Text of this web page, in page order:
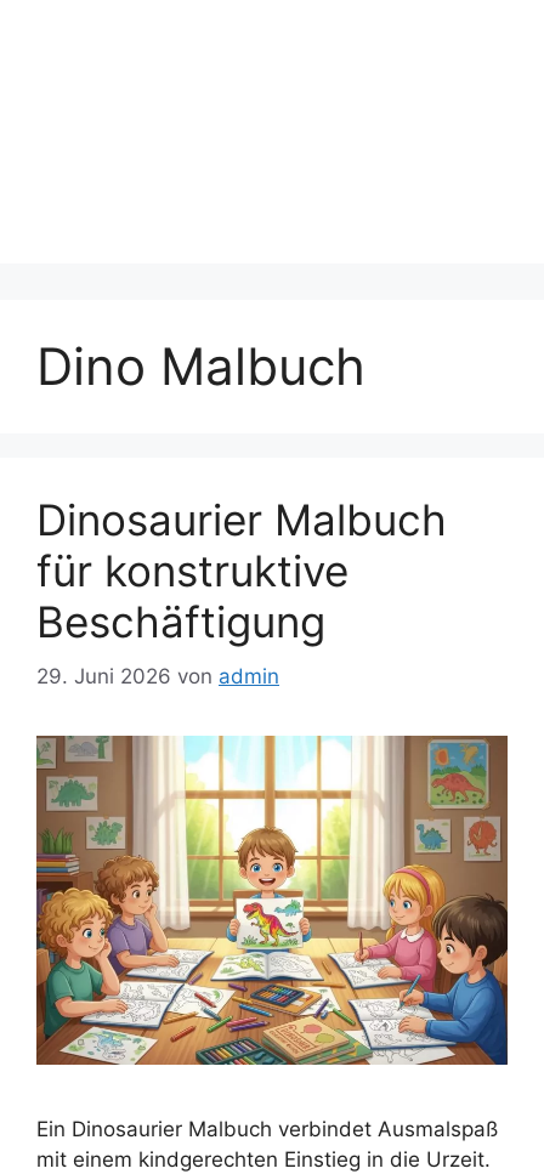
Dino Malbuch
Dinosaurier Malbuch
für konstruktive
Beschäftigung
29. Juni 2026 von admin
Ein Dinosaurier Malbuch verbindet Ausmalspaß
mit einem kindgerechten Einstieg in die Urzeit.